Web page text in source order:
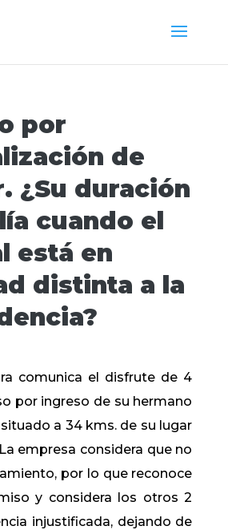
por
de
¿Su duración
cuando el
está en
distinta a la
comunica el disfrute de 4
por ingreso de su hermano
a 34 kms. de su lugar
empresa considera que no
por lo que reconoce
y considera los otros 2
injustificada, dejando de